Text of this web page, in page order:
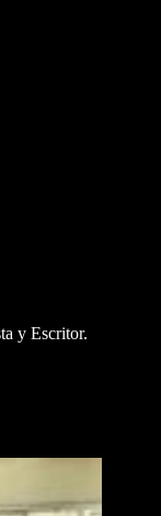
y Escritor.